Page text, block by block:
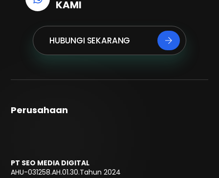
KAMI
HUBUNGI SEKARANG
Perusahaan
PT SEO MEDIA DIGITAL
AHU-031258.AH.01.30.Tahun 2024